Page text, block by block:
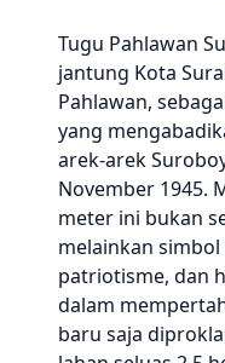
Tugu Pahlawan
jantung Kota
Pahlawan,
yang
arek-arek
November 1945.
meter ini bukan
melainkan
patriotisme, dan
dalam
baru saja